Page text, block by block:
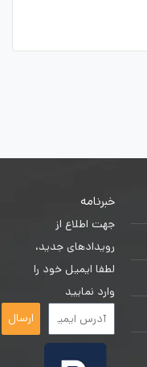
خبرنامه
جهت اطلاع از
رویدادهای جدید،
لطفا ایمیل خود را
وارد نمایید
ارسال